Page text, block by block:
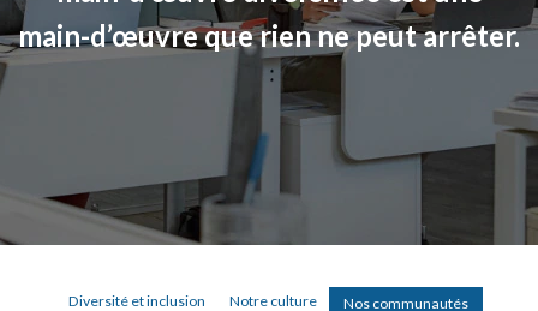
main-d’œuvre que rien ne peut arrêter.
Diversité et inclusion Notre culture Nos communautés